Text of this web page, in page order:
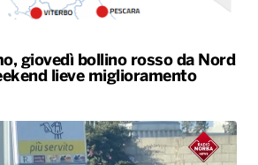
giovedì bollino rosso da Nord
lieve miglioramento